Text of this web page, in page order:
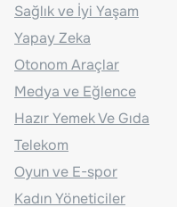
Sağlık ve İyi Yaşam
Yapay Zeka
Otonom Araçlar
Medya ve Eğlence
Hazır Yemek Ve Gıda
Telekom
Oyun ve E-spor
Kadın Yöneticiler